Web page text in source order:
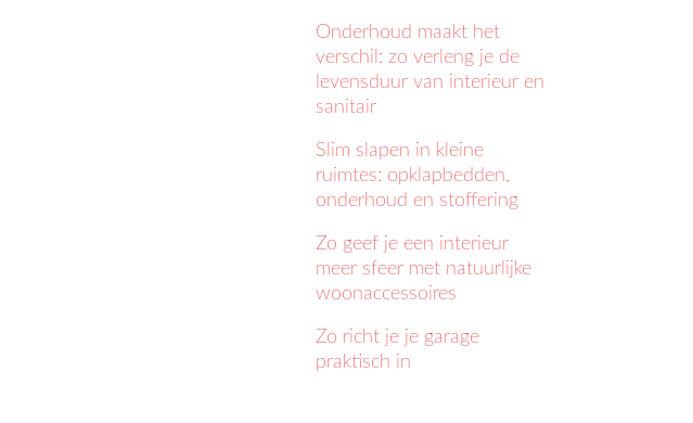
Onderhoud maakt het
verschil: zo verleng je de
levensduur van interieur en
sanitair
Slim slapen in kleine
ruimtes: opklapbedden,
onderhoud en stoffering
Zo geef je een interieur
meer sfeer met natuurlijke
woonaccessoires
Zo richt je je garage
praktisch in